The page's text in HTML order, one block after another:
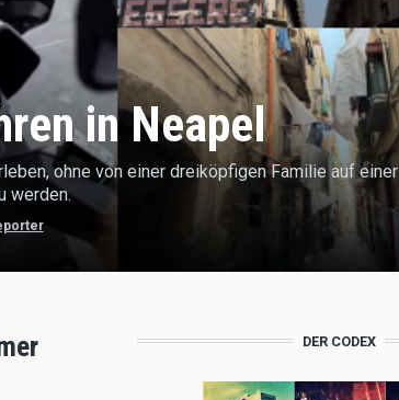
in Neapel
ohne von einer dreiköpfigen Familie auf einer
werden.
DER CODEX